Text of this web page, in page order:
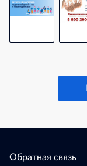
Обратная связь